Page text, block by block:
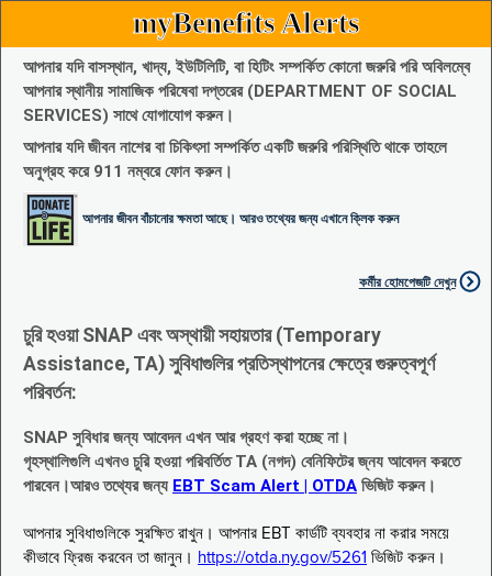
myBenefits Alerts
আপনার যদি বাসস্থান, খাদ্য, ইউটিলিটি, বা হিটিং সম্পর্কিত কোনো জরুরি পরি অবিলম্বে
আপনার স্থানীয় সামাজিক পরিষেবা দপ্তরের (DEPARTMENT OF SOCIAL
SERVICES) সাথে যোগাযোগ করুন।
আপনার যদি জীবন নাশের বা চিকিৎসা সম্পর্কিত একটি জরুরি পরিস্থিতি থাকে তাহলে
অনুগ্রহ করে 911 নম্বরে ফোন করুন।
আপনার জীবন বাঁচানোর ক্ষমতা আছে। আরও তথ্যের জন্য এখানে ক্লিক করুন
কর্মীর হোমপেজটি দেখুন
চুরি হওয়া SNAP এবং অস্থায়ী সহায়তার (Temporary
Assistance, TA) সুবিধাগুলির প্রতিস্থাপনের ক্ষেত্রে গুরুত্বপূর্ণ
পরিবর্তন:
SNAP সুবিধার জন্য আবেদন এখন আর গ্রহণ করা হচ্ছে না।
গৃহস্থালিগুলি এখনও চুরি হওয়া পরিবর্তিত TA (নগদ) বেনিফিটের জ্নয আবেদন করতে
পারবেন।আরও তথ্যের জন্য EBT Scam Alert | OTDA ভিজিট করুন।
আপনার সুবিধাগুলিকে সুরক্ষিত রাখুন। আপনার EBT কার্ডটি ব্যবহার না করার সময়ে
কীভাবে ফ্রিজ করবেন তা জানুন। https://otda.ny.gov/5261 ভিজিট করুন।